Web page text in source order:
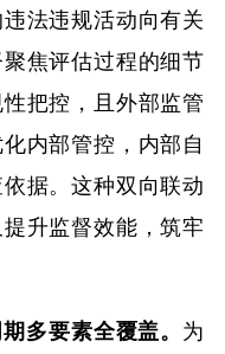
法违规活动向有关
焦评估过程的细节
把控，且外部监管
内部管控，内部自
据。这种双向联动
升监督效能，筑牢
多要素全覆盖。 为